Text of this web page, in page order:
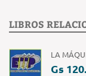
LIBROS
LA
Gs